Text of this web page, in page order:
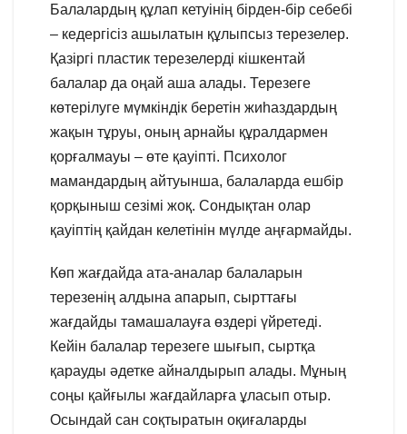
Балалардың құлап кетуінің бірден-бір себебі
– кедергісіз ашылатын құлыпсыз терезелер.
Қазіргі пластик терезелерді кішкентай
балалар да оңай аша алады. Терезеге
көтерілуге мүмкіндік беретін жиһаздардың
жақын тұруы, оның арнайы құралдармен
қорғалмауы – өте қауіпті. Психолог
мамандардың айтуынша, балаларда ешбір
қорқыныш сезімі жоқ. Сондықтан олар
қауіптің қайдан келетінін мүлде аңғармайды.
Көп жағдайда ата-аналар балаларын
терезенің алдына апарып, сырттағы
жағдайды тамашалауға өздері үйретеді.
Кейін балалар терезеге шығып, сыртқа
қарауды әдетке айналдырып алады. Мұның
соңы қайғылы жағдайларға ұласып отыр.
Осындай сан соқтыратын оқиғаларды